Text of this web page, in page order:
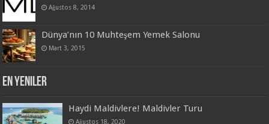
Ağustos 8, 2014
Dünya’nın 10 Muhteşem Yemek Salonu
Mart 3, 2015
En Yeniler
Haydi Maldivlere! Maldivler Turu
Ağustos 18, 2020